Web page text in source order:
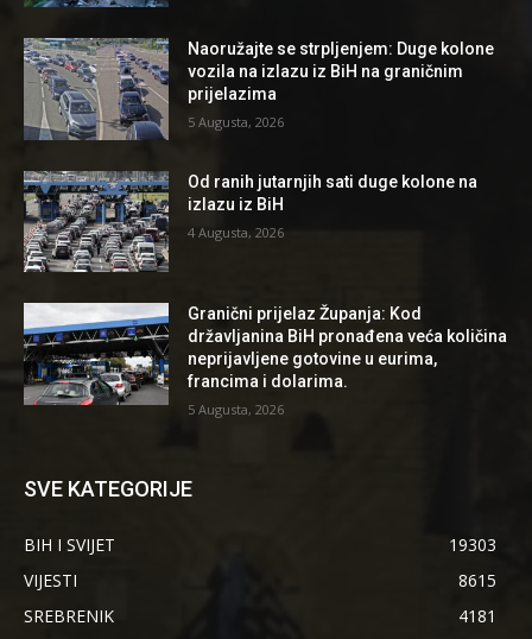
Naoružajte se strpljenjem: Duge kolone
vozila na izlazu iz BiH na graničnim
prijelazima
5 Augusta, 2026
Od ranih jutarnjih sati duge kolone na
izlazu iz BiH
4 Augusta, 2026
Granični prijelaz Županja: Kod
državljanina BiH pronađena veća količina
neprijavljene gotovine u eurima,
francima i dolarima.
5 Augusta, 2026
SVE KATEGORIJE
BIH I SVIJET
19303
VIJESTI
8615
SREBRENIK
4181